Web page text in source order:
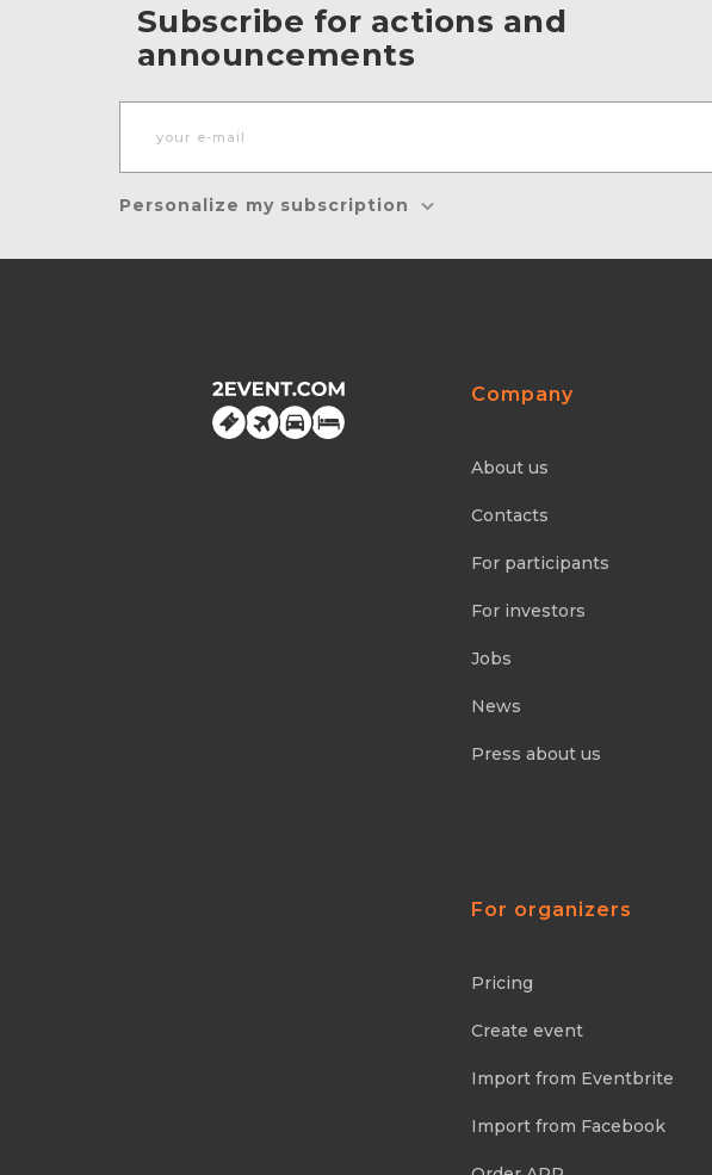
Subscribe for actions and
announcements
Personalize my subscription
Company
About us
Contacts
For participants
For investors
Jobs
News
Press about us
For organizers
Pricing
Create event
Import from Eventbrite
Import from Facebook